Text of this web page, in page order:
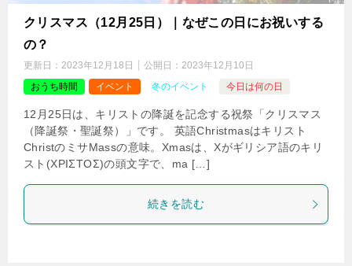
クリスマス（12月25日）｜なぜこの日にお祝いする
の？
更新日： 2023年12月18日 公開日： 2023年12月10日
おうち時間
イベント 冬のイベント 今日は何の日
12月25日は、キリストの降誕を記念する祝祭「クリスマス
（降誕祭・聖誕祭）」です。 英語Christmasはキリスト
ChristのミサMassの意味。Xmasは、Xがギリシア語のキリ
スト(ΧΡΙΣΤΟΣ)の頭文字で、ma […]
続きを読む